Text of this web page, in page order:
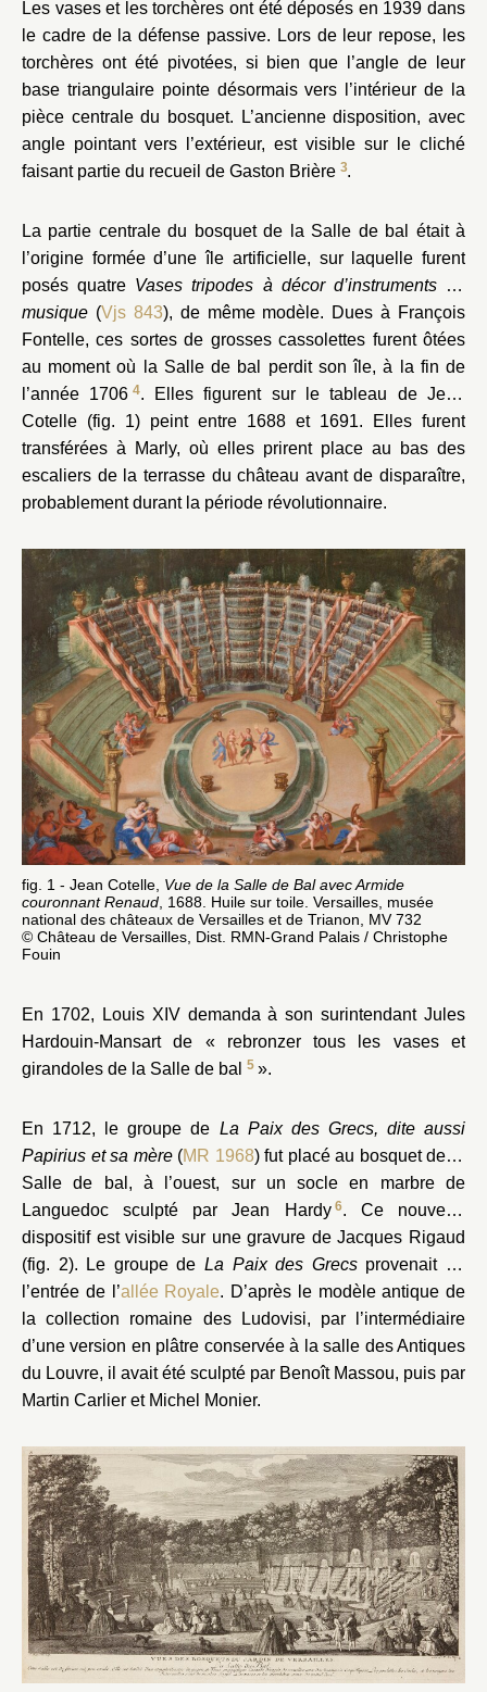
Les vases et les torchères ont été déposés en 1939 dans
le cadre de la défense passive. Lors de leur repose, les
torchères ont été pivotées, si bien que l’angle de leur
base triangulaire pointe désormais vers l’intérieur de la
pièce centrale du bosquet. L’ancienne disposition, avec
angle pointant vers l’extérieur, est visible sur le cliché
faisant partie du recueil de Gaston Brière 3.
La partie centrale du bosquet de la Salle de bal était à
l’origine formée d’une île artificielle, sur laquelle furent
posés quatre Vases tripodes à décor d’instruments de
musique (Vjs 843), de même modèle. Dues à François
Fontelle, ces sortes de grosses cassolettes furent ôtées
au moment où la Salle de bal perdit son île, à la fin de
l’année 1706 4. Elles figurent sur le tableau de Jean
Cotelle (fig. 1) peint entre 1688 et 1691. Elles furent
transférées à Marly, où elles prirent place au bas des
escaliers de la terrasse du château avant de disparaître,
probablement durant la période révolutionnaire.
fig. 1 - Jean Cotelle, Vue de la Salle de Bal avec Armide
couronnant Renaud , 1688. Huile sur toile. Versailles, musée
national des châteaux de Versailles et de Trianon, MV 732
© Château de Versailles, Dist. RMN-Grand Palais / Christophe
Fouin
En 1702, Louis XIV demanda à son surintendant Jules
Hardouin-Mansart de « rebronzer tous les vases et
girandoles de la Salle de bal
5».
En 1712, le groupe de La Paix des Grecs, dite aussi
Papirius et sa mère(MR 1968) fut placé au bosquet de la
Salle de bal, à l’ouest, sur un socle en marbre de
Languedoc sculpté par Jean Hardy 6. Ce nouveau
dispositif est visible sur une gravure de Jacques Rigaud
(fig. 2). Le groupe de La Paix des Grecsprovenait de
l’entrée de l’allée Royale. D’après le modèle antique de
la collection romaine des Ludovisi, par l’intermédiaire
d’une version en plâtre conservée à la salle des Antiques
du Louvre, il avait été sculpté par Benoît Massou, puis par
Martin Carlier et Michel Monier.